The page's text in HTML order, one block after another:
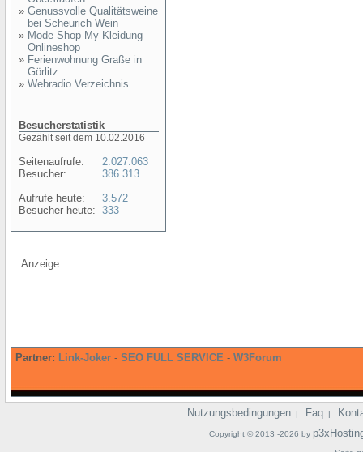
» Genussvolle Qualitätsweine
bei Scheurich Wein
» Mode Shop-My Kleidung
Onlineshop
» Ferienwohnung Graße in
Görlitz
» Webradio Verzeichnis
Besucherstatistik
Gezählt seit dem 10.02.2016
Seitenaufrufe:
Besucher:
Aufrufe heute:
Besucher heute:
2.027.063
386.313
3.572
333
Anzeige
Partner: Link-Joker - SEO FULL SERVICE - W3Forum
Nutzungsbedingungen | Faq |
Copyright © 2013 -2026 by